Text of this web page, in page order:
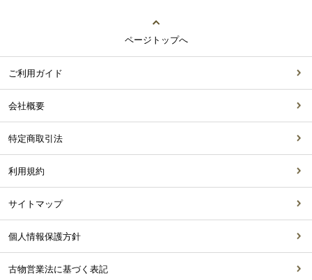
ページトップへ
ご利用ガイド
会社概要
特定商取引法
利用規約
サイトマップ
個人情報保護方針
古物営業法に基づく表記